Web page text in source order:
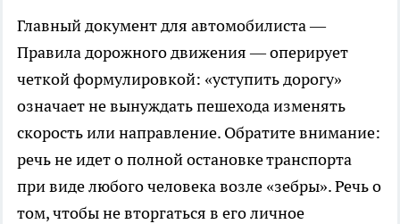
Главный документ для автомобилиста —
Правила дорожного движения — оперирует
четкой формулировкой: «уступить дорогу»
означает не вынуждать пешехода изменять
скорость или направление. Обратите внимание:
речь не идет о полной остановке транспорта
при виде любого человека возле «зебры». Речь о
том, чтобы не вторгаться в его личное